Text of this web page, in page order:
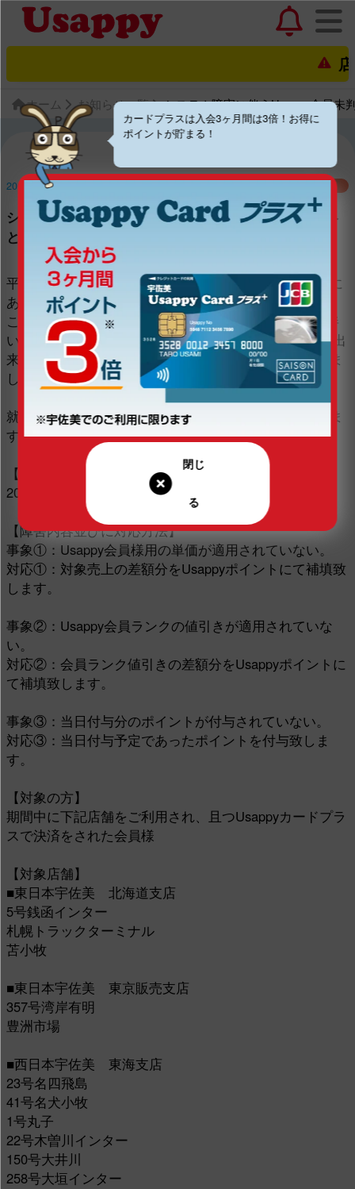
店
ホーム お知らせ一覧 システム障害に伴うUsappy会員未
2019.11.20
システム障害に伴うUsappy会員未判定に関するご連絡
とお詫び
平素は宇佐美サービスステーションをご利用頂き、誠に
ありがとうございます。
このたび、下記期間に発生しました“システム障害”に伴
い、一部のUsappy会員様に対して、正しい会員判定が出
来ておらず会員特典が反映されていない事が判明致しま
した。
就きましては、誠に申し訳ありませんが、対象となりま
す会員様に対し、以下の通り対応致します。
【発生期間】
2019年10月10日〜2019年10月25日
【障害内容並びに対応方法】
事象①：Usappy会員様用の単価が適用されていない。
対応①：対象売上の差額分をUsappyポイントにて補填致
します。
事象②：Usappy会員ランクの値引きが適用されていな
い。
対応②：会員ランク値引きの差額分をUsappyポイントに
て補填致します。
事象③：当日付与分のポイントが付与されていない。
対応③：当日付与予定であったポイントを付与致しま
す。
【対象の方】
期間中に下記店舗をご利用され、且つUsappyカードプラ
スで決済をされた会員様
【対象店舗】
■東日本宇佐美 北海道支店
5号銭函インター
札幌トラックターミナル
苫小牧
■東日本宇佐美 東京販売支店
357号湾岸有明
豊洲市場
■西日本宇佐美 東海支店
23号名四飛島
41号名犬小牧
1号丸子
22号木曽川インター
150号大井川
258号大垣インター
カードプラスは入会3ヶ月間は3倍！お得に
ポイントが貯まる！